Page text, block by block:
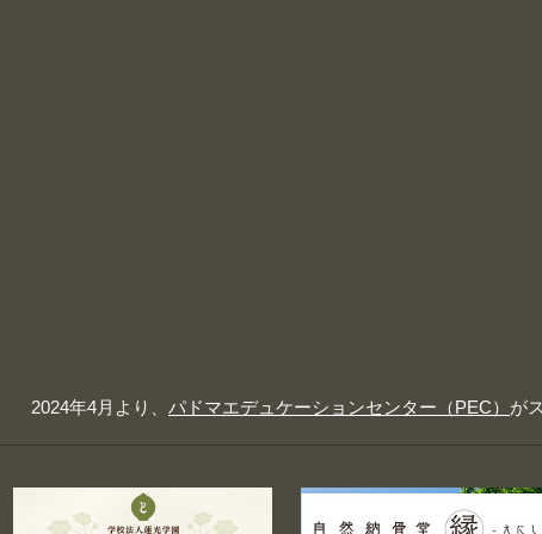
2024年4月より、 パドマエデュケーションセンター（PEC） が